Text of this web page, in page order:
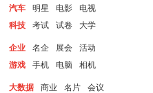
汽车 明星 电影
电视
科技
考试 试卷 大学
企业 名企 展会
活动
游戏
手机 电脑 相机
大数据 商业 名片
会议